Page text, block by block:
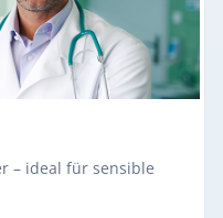
– ideal für sensible